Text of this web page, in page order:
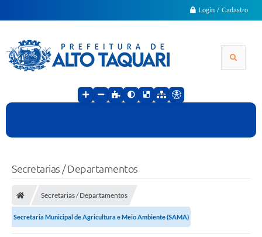
Login / Cadastro
Secretarias / Departamentos
Secretarias / Departamentos
Secretaria Municipal de Agricultura e Meio Ambiente (SAMA)